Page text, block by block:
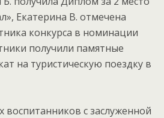
Екатерина В. отмечена
конкурса в номинации
получили памятные
на туристическую поездку в
с заслуженной